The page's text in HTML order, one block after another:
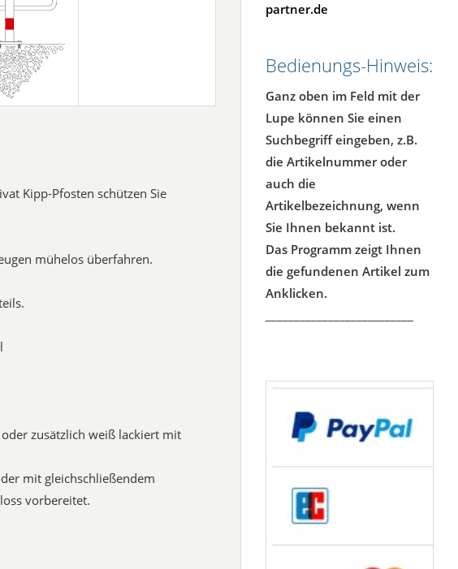
Kipp-Pfosten schützen Sie
mühelos überfahren.
zusätzlich weiß lackiert mit
mit gleichschließendem
vorbereitet.
partner.de
Bedienungs-Hinweis:
Ganz oben im Feld mit der
Lupe können Sie einen
Suchbegriff eingeben, z.B.
die Artikelnummer oder
auch die
Artikelbezeichnung, wenn
Sie Ihnen bekannt ist.
Das Programm zeigt Ihnen
die gefundenen Artikel zum
Anklicken.